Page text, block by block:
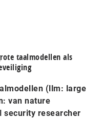
taalmodellen als
(llm: large
van nature
security researcher